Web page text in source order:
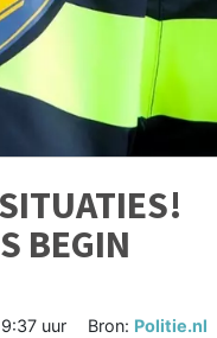
BEGIN
uur Bron: Politie.nl